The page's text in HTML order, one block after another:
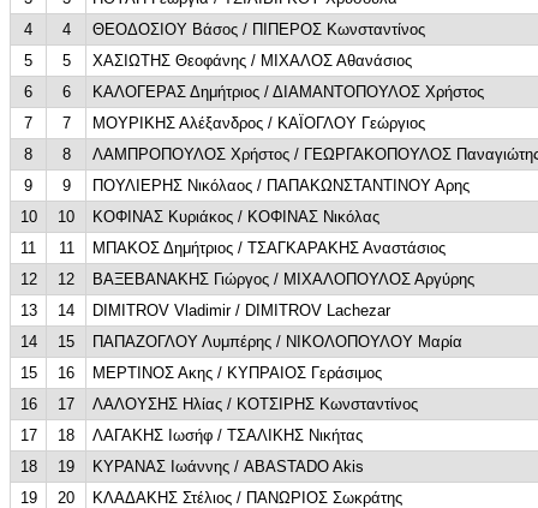
4
4
ΘΕΟΔΟΣΙΟΥ Βάσος / ΠΙΠΕΡΟΣ Κωνσταντίνος
5
5
ΧΑΣΙΩΤΗΣ Θεοφάνης / ΜΙΧΑΛΟΣ Αθανάσιος
6
6
ΚΑΛΟΓΕΡΑΣ Δημήτριος / ΔΙΑΜΑΝΤΟΠΟΥΛΟΣ Χρήστος
7
7
ΜΟΥΡΙΚΗΣ Αλέξανδρος / ΚΑΪΟΓΛΟΥ Γεώργιος
8
8
ΛΑΜΠΡΟΠΟΥΛΟΣ Χρήστος / ΓΕΩΡΓΑΚΟΠΟΥΛΟΣ
9
9
ΠΟΥΛΙΕΡΗΣ Νικόλαος / ΠΑΠΑΚΩΝΣΤΑΝΤΙΝΟΥ Αρης
10
10
ΚΟΦΙΝΑΣ Κυριάκος / ΚΟΦΙΝΑΣ Νικόλας
11
11
ΜΠΑΚΟΣ Δημήτριος / ΤΣΑΓΚΑΡΑΚΗΣ Αναστάσιος
12
12
ΒΑΞΕΒΑΝΑΚΗΣ Γιώργος / ΜΙΧΑΛΟΠΟΥΛΟΣ Αργύρης
13
14
DIMITROV Vladimir / DIMITROV Lachezar
14
15
ΠΑΠΑΖΟΓΛΟΥ Λυμπέρης / ΝΙΚΟΛΟΠΟΥΛΟΥ Μαρία
15
16
ΜΕΡΤΙΝΟΣ Ακης / ΚΥΠΡΑΙΟΣ Γεράσιμος
16
17
ΛΑΛΟΥΣΗΣ Ηλίας / ΚΟΤΣΙΡΗΣ Κωνσταντίνος
17
18
ΛΑΓΑΚΗΣ Ιωσήφ / ΤΣΑΛΙΚΗΣ Νικήτας
18
19
ΚΥΡΑΝΑΣ Ιωάννης / ABASTADO Akis
19
20
ΚΛΑΔΑΚΗΣ Στέλιος / ΠΑΝΩΡΙΟΣ Σωκράτης